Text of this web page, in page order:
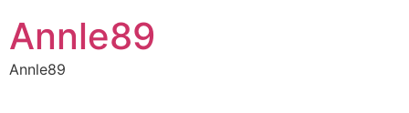
content
Annle89
Annle89